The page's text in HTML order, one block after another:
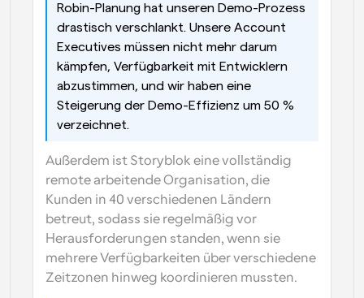
Robin-Planung hat unseren Demo-Prozess
drastisch verschlankt. Unsere Account
Executives müssen nicht mehr darum
kämpfen, Verfügbarkeit mit Entwicklern
abzustimmen, und wir haben eine
Steigerung der Demo-Effizienz um 50 %
verzeichnet.
Außerdem ist Storyblok eine vollständig
remote arbeitende Organisation, die
Kunden in 40 verschiedenen Ländern
betreut, sodass sie regelmäßig vor
Herausforderungen standen, wenn sie
mehrere Verfügbarkeiten über verschiedene
Zeitzonen hinweg koordinieren mussten.